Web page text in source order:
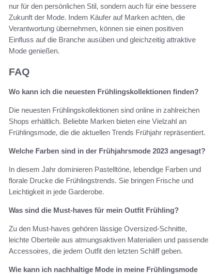
nur für den persönlichen Stil, sondern auch für eine bessere
Zukunft der Mode. Indem Käufer auf Marken achten, die
Verantwortung übernehmen, können sie einen positiven
Einfluss auf die Branche ausüben und gleichzeitig attraktive
Mode genießen.
FAQ
Wo kann ich die neuesten Frühlingskollektionen finden?
Die neuesten Frühlingskollektionen sind online in zahlreichen
Shops erhältlich. Beliebte Marken bieten eine Vielzahl an
Frühlingsmode, die die aktuellen Trends Frühjahr repräsentiert.
Welche Farben sind in der Frühjahrsmode 2023 angesagt?
In diesem Jahr dominieren Pastelltöne, lebendige Farben und
florale Drucke die Frühlingstrends. Sie bringen Frische und
Leichtigkeit in jede Garderobe.
Was sind die Must-haves für mein Outfit Frühling?
Zu den Must-haves gehören lässige Oversized-Schnitte,
leichte Oberteile aus atmungsaktiven Materialien und passende
Accessoires, die jedem Outfit den letzten Schliff geben.
Wie kann ich nachhaltige Mode in meine Frühlingsmode